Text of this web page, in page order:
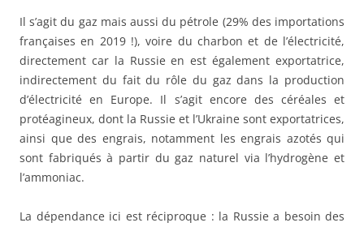
Il s’agit du gaz mais aussi du pétrole (29% des importations
françaises en 2019 !), voire du charbon et de l’électricité,
directement car la Russie en est également exportatrice,
indirectement du fait du rôle du gaz dans la production
d’électricité en Europe. Il s’agit encore des céréales et
protéagineux, dont la Russie et l’Ukraine sont exportatrices,
ainsi que des engrais, notamment les engrais azotés qui
sont fabriqués à partir du gaz naturel via l’hydrogène et
l’ammoniac.
La dépendance ici est réciproque : la Russie a besoin des